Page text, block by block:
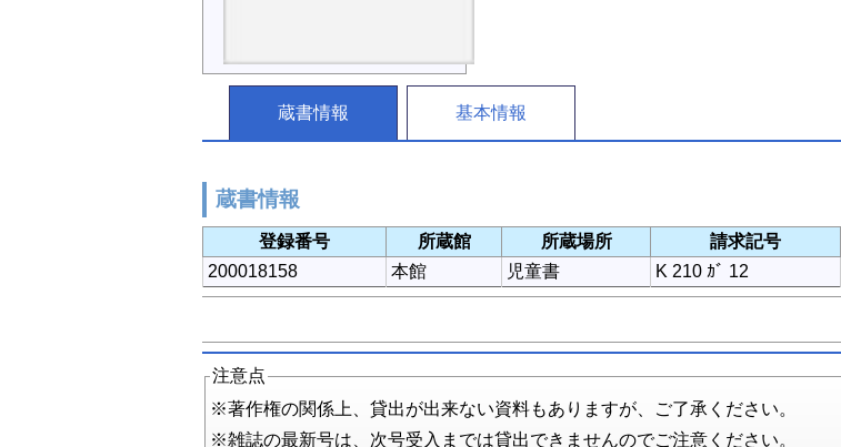
蔵書情報 基本情報
蔵書情報
登録番号 所蔵館 所蔵場所 請求記号
200018158
本館 児童書 K 210 ｶﾞ 12
注意点
※著作権の関係上、貸出が出来ない資料もありますが、ご了承ください。
※雑誌の最新号は、次号受入までは貸出できませんのでご注意ください。